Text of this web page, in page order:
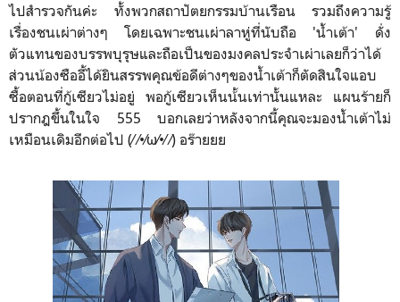
ไปสำรวจกันค่ะ ทั้งพวกสถาปัตยกรรมบ้านเรือน รวมถึงความรู้
เรื่องชนเผ่าต่างๆ โดยเฉพาะชนเผ่าลาหู่ที่นับถือ 'น้ำเต้า' ดั่ง
ตัวแทนของบรรพบุรุษและถือเป็นของมงคลประจำเผ่าเลยก็ว่าได้
ส่วนน้องซืออี้ได้ยินสรรพคุณข้อดีต่างๆของน้ำเต้าก็ตัดสินใจแอบ
ซื้อตอนที่กู้เซียวไม่อยู่ พอกู้เซียวเห็นน้้นเท่านั้นแหละ แผนร้ายก็
ปรากฎขึ้นในใจ 555 บอกเลยว่าหลังจากนี้คุณจะมองน้ำเต้าไม่
เหมือนเดิมอีกต่อไป (⁄ ⁄•⁄ω⁄•⁄ ⁄) อร๊ายยย